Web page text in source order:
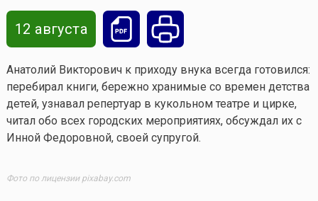
12 августа
Анатолий Викторович к приходу внука всегда готовился:
перебирал книги, бережно хранимые со времен детства
детей, узнавал репертуар в кукольном театре и цирке,
читал обо всех городских мероприятиях, обсуждал их с
Инной Федоровной, своей супругой.
Фото по лицензии pixabay.com